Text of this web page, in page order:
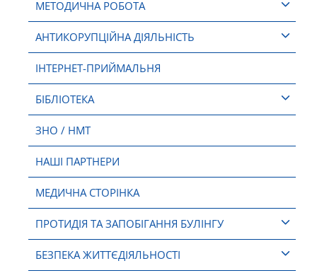
МЕТОДИЧНА РОБОТА
АНТИКОРУПЦІЙНА ДІЯЛЬНІСТЬ
ІНТЕРНЕТ-ПРИЙМАЛЬНЯ
БІБЛІОТЕКА
ЗНО / НМТ
НАШІ ПАРТНЕРИ
МЕДИЧНА СТОРІНКА
ПРОТИДІЯ ТА ЗАПОБІГАННЯ БУЛІНГУ
БЕЗПЕКА ЖИТТЄДІЯЛЬНОСТІ